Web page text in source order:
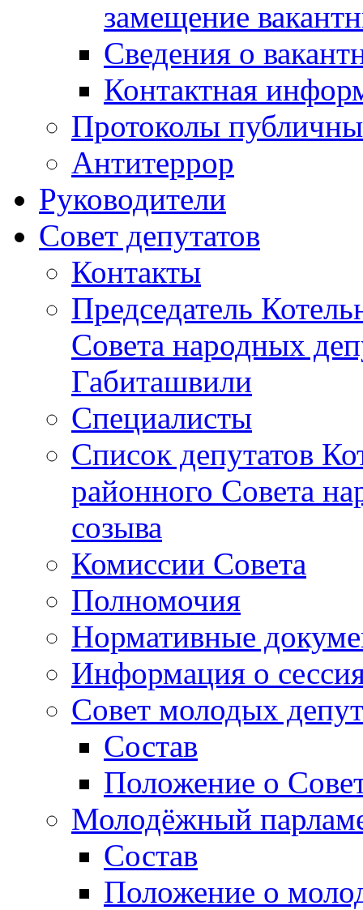
замещение
Сведения о
Контактная
Протоколы
Антитеррор
Руководители
Совет депутатов
Контакты
Председатель
Совета народных
Габиташвили
Специалисты
Список депутатов
районного Совета
созыва
Комиссии Совета
Полномочия
Нормативные
Информация о
Совет молодых
Состав
Положение о
Молодёжный
Состав
Положение о